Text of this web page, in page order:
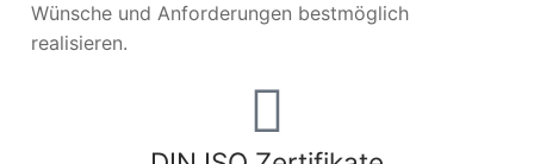
Wünsche und Anforderungen bestmöglich
realisieren.